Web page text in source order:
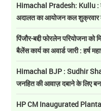
Himachal Pradesh: Kullu :
अदालत का आयोजन कल शुक्रवार
पिंजौर-बद्दी फोरलेन परियोजना
बैलेंस कार्य का अवार्ड जारी : हर्ष
Himachal BJP : Sudhir
जनहित की आवाज़ दबाने के लिए
HP CM Inaugurated